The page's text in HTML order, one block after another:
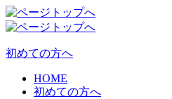
初めての方へ
HOME
初めての方へ